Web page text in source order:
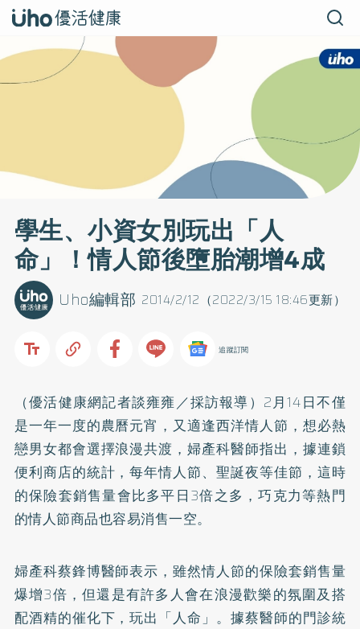
學生、小資女別玩出「人
命」！情人節後墮胎潮增4成
2014/2/12（2022/3/15 18:46更新）
Uho編輯部
追蹤訂閱
（優活健康網記者談雍雍／採訪報導）2月14日不僅
是一年一度的農曆元宵，又適逢西洋情人節，想必熱
戀男女都會選擇浪漫共渡，婦產科醫師指出，據連鎖
便利商店的統計，每年情人節、聖誕夜等佳節，這時
的保險套銷售量會比多平日3倍之多，巧克力等熱門
的情人節商品也容易消售一空。
婦產科蔡鋒博醫師表示，雖然情人節的保險套銷售量
爆增3倍，但還是有許多人會在浪漫歡樂的氛圍及搭
配酒精的催化下，玩出「人命」。據蔡醫師的門診統